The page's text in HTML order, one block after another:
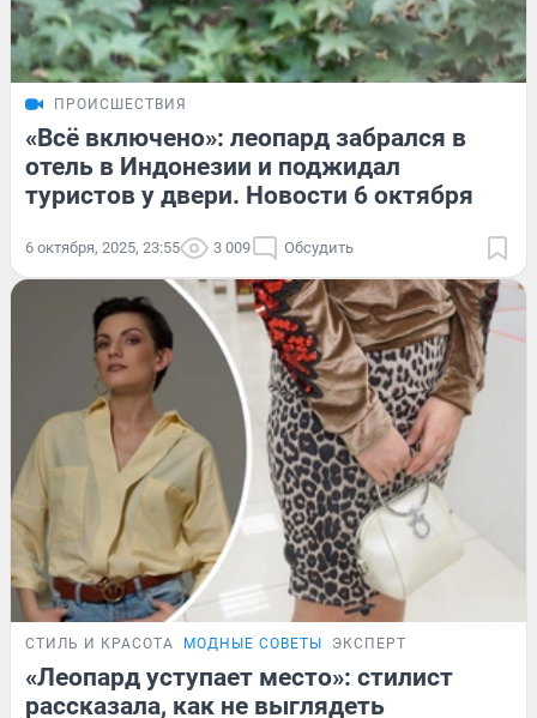
ПРОИСШЕСТВИЯ
«Всё включено»: леопард забрался в
отель в Индонезии и поджидал
туристов у двери. Новости 6 октября
6 октября, 2025, 23:55 3 009 Обсудить
СТИЛЬ И КРАСОТА МОДНЫЕ СОВЕТЫ ЭКСПЕРТ
«Леопард уступает место»: стилист
рассказала, как не выглядеть